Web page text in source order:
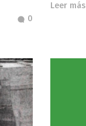
0
Leer más